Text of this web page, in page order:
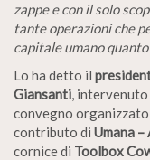
zappe e con il solo
tante operazioni che
capitale umano
Lo ha detto il
Giansanti ,
convegno organizzato
contributo di Umana
cornice di Toolbox